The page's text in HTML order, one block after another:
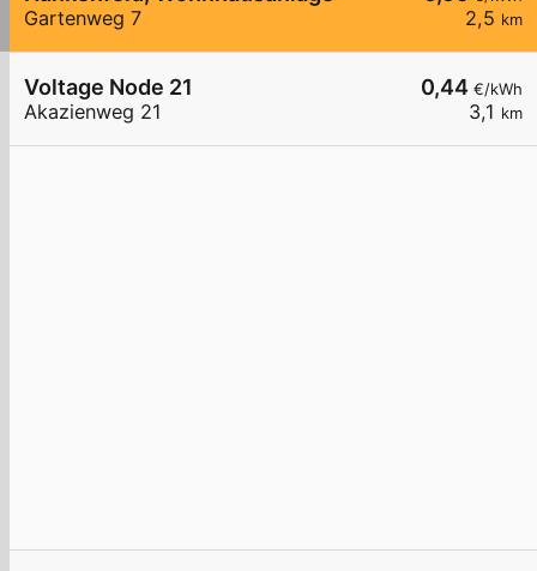
2,5 km
Gartenweg 7
0,44 €/kWh
3,1 km
Voltage Node 21
Akazienweg 21